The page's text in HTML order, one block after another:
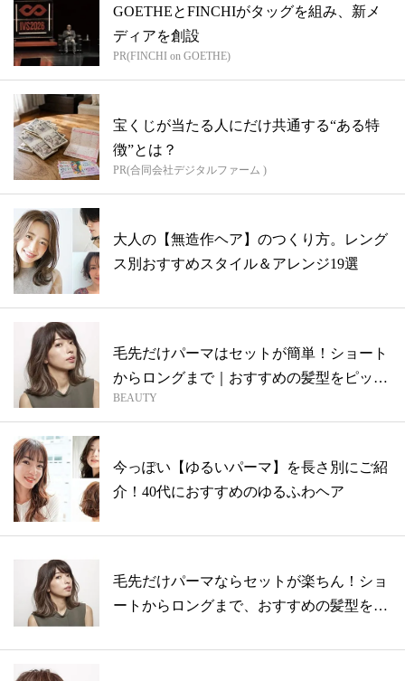
GOETHEとFINCHIがタッグを組み、新メ
ディアを創設
PR(FINCHI on GOETHE)
宝くじが当たる人にだけ共通する“ある特
徴”とは？
PR(合同会社デジタルファーム )
大人の【無造作ヘア】のつくり方。レング
ス別おすすめスタイル＆アレンジ19選
毛先だけパーマはセットが簡単！ショート
からロングまで｜おすすめの髪型をピック
アッ...
BEAUTY
今っぽい【ゆるいパーマ】を長さ別にご紹
介！40代におすすめのゆるふわヘア
毛先だけパーマならセットが楽ちん！ショ
ートからロングまで、おすすめの髪型をピ